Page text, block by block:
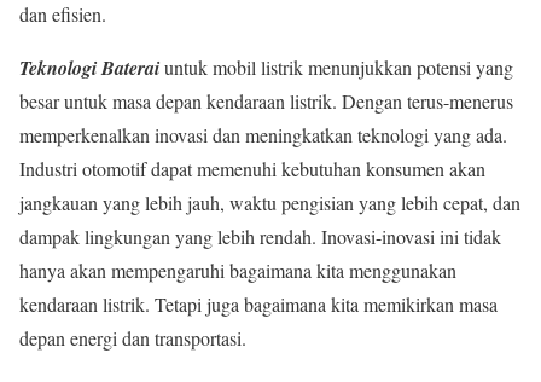
dan efisien.
Teknologi Bateraiuntuk mobil listrik menunjukkan potensi yang
besar untuk masa depan kendaraan listrik. Dengan terus-menerus
memperkenalkan inovasi dan meningkatkan teknologi yang ada.
Industri otomotif dapat memenuhi kebutuhan konsumen akan
jangkauan yang lebih jauh, waktu pengisian yang lebih cepat, dan
dampak lingkungan yang lebih rendah. Inovasi-inovasi ini tidak
hanya akan mempengaruhi bagaimana kita menggunakan
kendaraan listrik. Tetapi juga bagaimana kita memikirkan masa
depan energi dan transportasi.